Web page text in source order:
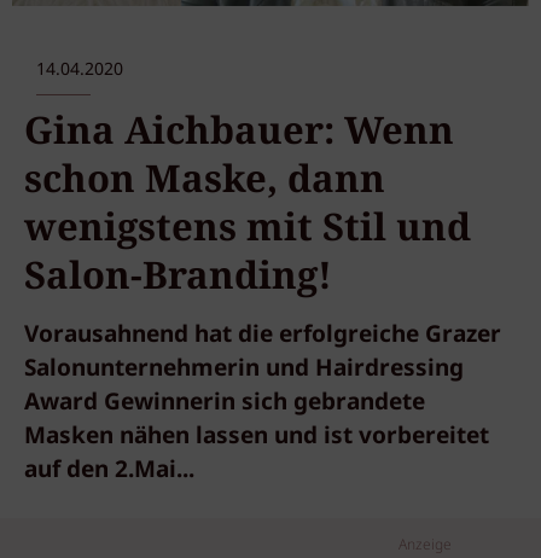
14.04.2020
Gina Aichbauer: Wenn
schon Maske, dann
wenigstens mit Stil und
Salon-Branding!
Vorausahnend hat die erfolgreiche Grazer
Salonunternehmerin und Hairdressing
Award Gewinnerin sich gebrandete
Masken nähen lassen und ist vorbereitet
auf den 2.Mai...
Anzeige